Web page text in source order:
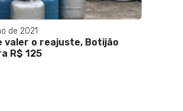
de 2021
valer o reajuste, Botijão
R$ 125